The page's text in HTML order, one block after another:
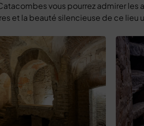
vous pourrez admirer
et la beauté silencieuse de ce lieu